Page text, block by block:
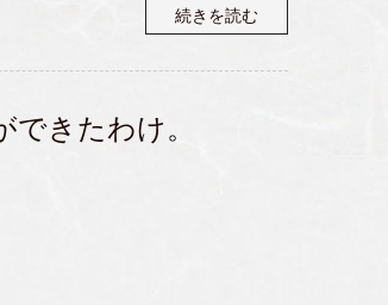
続きを読む
できたわけ。